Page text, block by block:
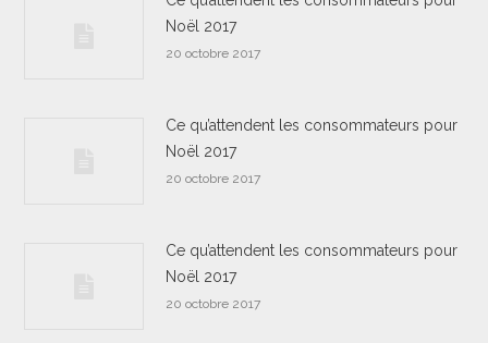
Noël 2017
20 octobre 2017
Ce qu’attendent les consommateurs pour
Noël 2017
20 octobre 2017
Ce qu’attendent les consommateurs pour
Noël 2017
20 octobre 2017